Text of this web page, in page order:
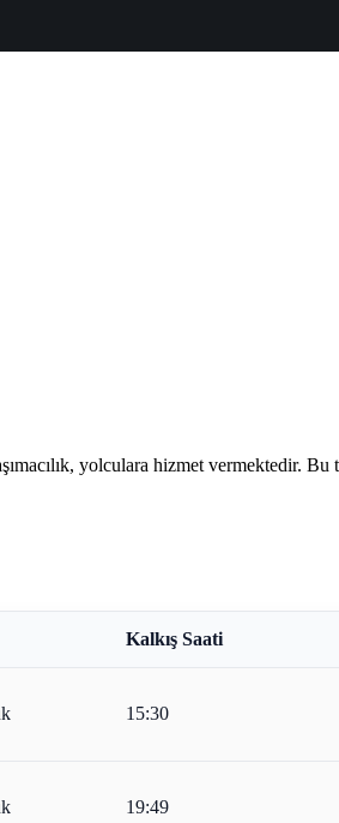
yolculara hizmet vermektedir.
Kalkış Saati
15:30
19:49